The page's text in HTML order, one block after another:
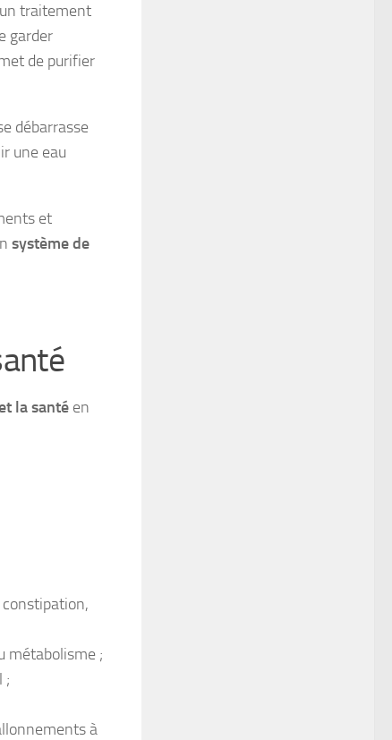
traitement
garder
de purifier
débarrasse
une eau
et
système de
la santé en
constipation,
métabolisme ;
;
à